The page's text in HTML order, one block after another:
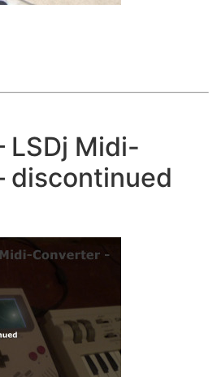
LSDj Midi-
discontinued